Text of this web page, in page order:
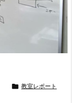
 教室レポート